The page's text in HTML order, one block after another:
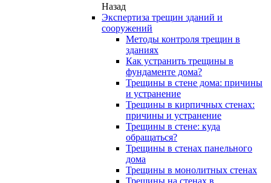
Назад
Экспертиза трещин зданий и
сооружений
Методы контроля трещин в
зданиях
Как устранить трещины в
фундаменте дома?
Трещины в стене дома: причины
и устранение
Трещины в кирпичных стенах:
причины и устранение
Трещины в стене: куда
обращаться?
Трещины в стенах панельного
дома
Трещины в монолитных стенах
Трещины на стенах в